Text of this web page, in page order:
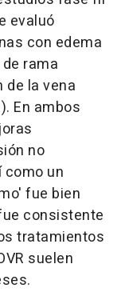
evaluó
con edema
rama
de la vena
En ambos
no
un
fue bien
consistente
tratamientos
suelen